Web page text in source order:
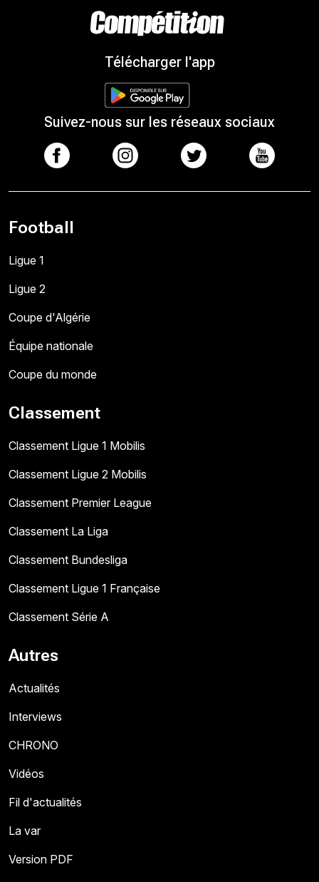
Télécharger l'app
Suivez-nous sur les réseaux sociaux
Football
Ligue 1
Ligue 2
Coupe d'Algérie
Équipe nationale
Coupe du monde
Classement
Classement Ligue 1 Mobilis
Classement Ligue 2 Mobilis
Classement Premier League
Classement La Liga
Classement Bundesliga
Classement Ligue 1 Française
Classement Série A
Autres
Actualités
Interviews
CHRONO
Vidéos
Fil d'actualités
La var
Version PDF